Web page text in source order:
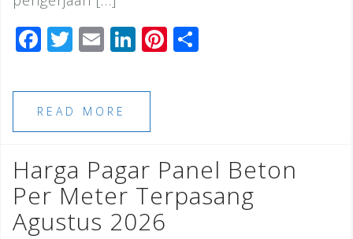
F
c
e
b
o
o
k
T
tt
e
r
E
ai
l
Li
k
dI
n
Pi
st
READ MORE
Harga Pagar Panel Beton
Per Meter Terpasang
Agustus 2026